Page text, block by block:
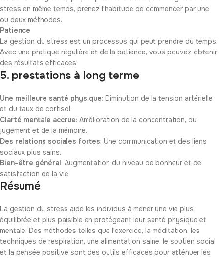
stress en même temps, prenez l'habitude de commencer par une
ou deux méthodes.
Patience
La gestion du stress est un processus qui peut prendre du temps.
Avec une pratique régulière et de la patience, vous pouvez obtenir
des résultats efficaces.
5. prestations à long terme
Une meilleure santé physique: Diminution de la tension artérielle
et du taux de cortisol.
Clarté mentale accrue: Amélioration de la concentration, du
jugement et de la mémoire.
Des relations sociales fortes: Une communication et des liens
sociaux plus sains.
Bien-être général: Augmentation du niveau de bonheur et de
satisfaction de la vie.
Résumé
La gestion du stress aide les individus à mener une vie plus
équilibrée et plus paisible en protégeant leur santé physique et
mentale. Des méthodes telles que l'exercice, la méditation, les
techniques de respiration, une alimentation saine, le soutien social
et la pensée positive sont des outils efficaces pour atténuer les